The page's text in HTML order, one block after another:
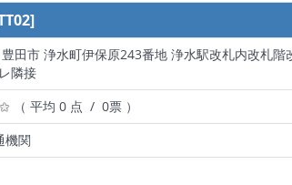
田市 浄水町伊保原243番地 浄水駅改札内改札階
隣接
（ 平均 0 点 / 0票 ）
機関